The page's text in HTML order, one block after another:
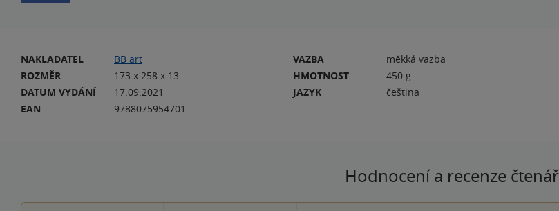
NAKLADATEL
BB art
ROZMĚR
173 x 258 x 13
DATUM VYDÁNÍ
17.09.2021
EAN
9788075954701
VAZBA
měkká vazba
HMOTNOST
450 g
JAZYK
čeština
Hodnocení a recenze